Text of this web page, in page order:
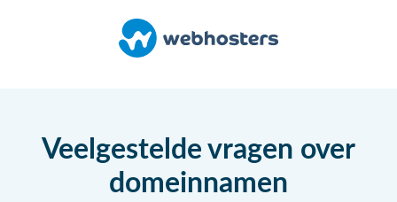
Veelgestelde vragen over
domeinnamen